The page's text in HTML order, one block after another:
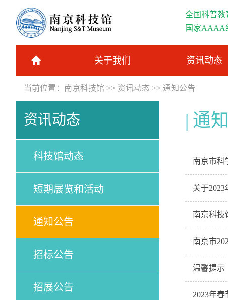
全国科普教
国家AAAA
关于我们 资讯动态
当前位置： 南京科技馆 >> 资讯动态 >> 通知公告
资讯动态
科技馆动态
短期展览和活动
通知公告
招标公告
招展公告
通
南京市科
关于
南京科技
南京市
温馨提示
2023年